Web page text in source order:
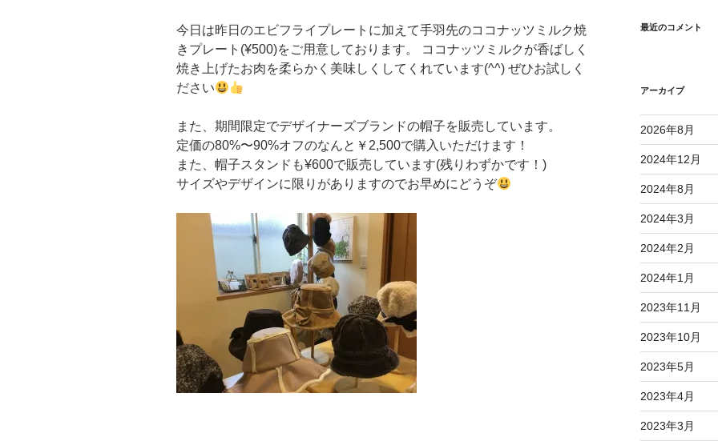
今日は昨日のエビフライプレートに加えて手羽先のココナッツミルク焼
きプレート(¥500)をご用意しております。 ココナッツミルクが香ばしく
焼き上げたお肉を柔らかく美味しくしてくれています(^^) ぜひお試しく
ださい
また、期間限定でデザイナーズブランドの帽子を販売しています。
定価の80%〜90%オフのなんと￥2,500で購入いただけます！
また、帽子スタンドも¥600で販売しています(残りわずかです！)
サイズやデザインに限りがありますのでお早めにどうぞ
最近のコメント
アーカイブ
2026年8月
2024年12月
2024年8月
2024年3月
2024年2月
2024年1月
2023年11月
2023年10月
2023年5月
2023年4月
2023年3月